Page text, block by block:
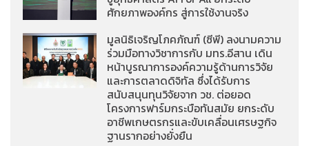
ศักยภาพองค์กร สู่การใช้งานจริง
มูลนิธิเจริญโภคภัณฑ์ (ซีพี) ลงนามความ
ร่วมมือทางวิชาการกับ มทร.อีสาน เดิน
หน้าบูรณาการองค์ความรู้ด้านการวิจัย
และการตลาดดิจิทัล ซึ่งได้รับการ
สนับสนุนทุนวิจัยจาก วช. ต่อยอด
โครงการฟาร์มกระบือทันสมัย ยกระดับ
อาชีพเกษตรกรและขับเคลื่อนเศรษฐกิจ
ฐานรากอย่างยั่งยืน